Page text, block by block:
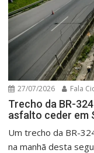
27/07/2026 Fala
Trecho da BR-
asfalto ceder em
Um trecho da BR-
na manhã desta